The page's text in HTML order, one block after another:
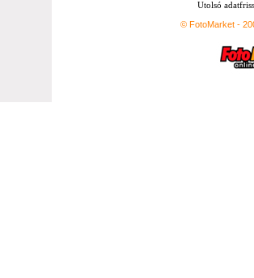
Utolsó
© FotoMarket -